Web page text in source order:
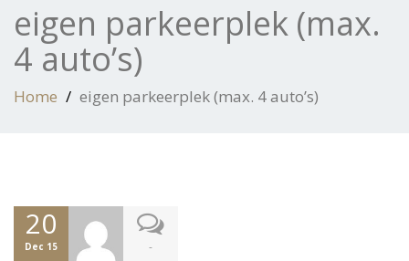
eigen parkeerplek (max.
4 auto’s)
Home eigen parkeerplek (max. 4 auto’s)
20
Dec 15 -